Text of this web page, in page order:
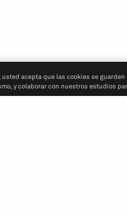
usted acepta que las cookies se
y colaborar con nuestros estudios